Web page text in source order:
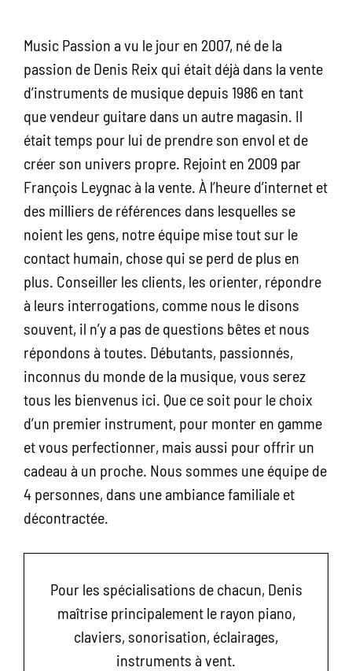
Music Passion a vu le jour en 2007, né de la
passion de Denis Reix qui était déjà dans la vente
d’instruments de musique depuis 1986 en tant
que vendeur guitare dans un autre magasin. Il
était temps pour lui de prendre son envol et de
créer son univers propre. Rejoint en 2009 par
François Leygnac à la vente. À l’heure d’internet et
des milliers de références dans lesquelles se
noient les gens, notre équipe mise tout sur le
contact humain, chose qui se perd de plus en
plus. Conseiller les clients, les orienter, répondre
à leurs interrogations, comme nous le disons
souvent, il n’y a pas de questions bêtes et nous
répondons à toutes. Débutants, passionnés,
inconnus du monde de la musique, vous serez
tous les bienvenus ici. Que ce soit pour le choix
d’un premier instrument, pour monter en gamme
et vous perfectionner, mais aussi pour offrir un
cadeau à un proche. Nous sommes une équipe de
4 personnes, dans une ambiance familiale et
décontractée.
Pour les spécialisations de chacun, Denis
maîtrise principalement le rayon piano,
claviers, sonorisation, éclairages,
instruments à vent.